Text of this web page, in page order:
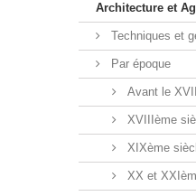
Architecture et
Techniques et
Par époque
Avant le
XVIIIème
XIXème
XX et